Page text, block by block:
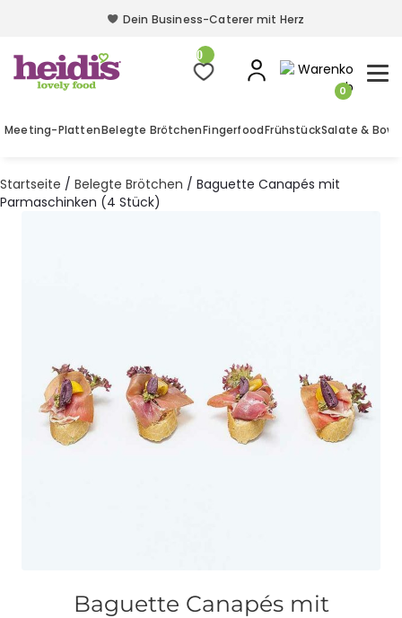
Dein Business-Caterer mit Herz
Dein Business-Caterer mit Herz
0
0
Meeting-PlattenBelegte BrötchenFingerfoodFrühstückSalate &
Startseite / Belegte Brötchen / Baguette Canapés mit
Parmaschinken (4 Stück)
Baguette Canapés mit